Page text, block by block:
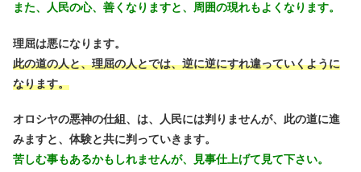
また、人民の心、善くなりますと、周囲の現れもよくなります。
理屈は悪になります。
此の道の人と、理屈の人とでは、逆に逆にすれ違っていくように
なります。
オロシヤの悪神の仕組、は、人民には判りませんが、此の道に進
みますと、体験と共に判っていきます。
苦しむ事もあるかもしれませんが、見事仕上げて見て下さい。